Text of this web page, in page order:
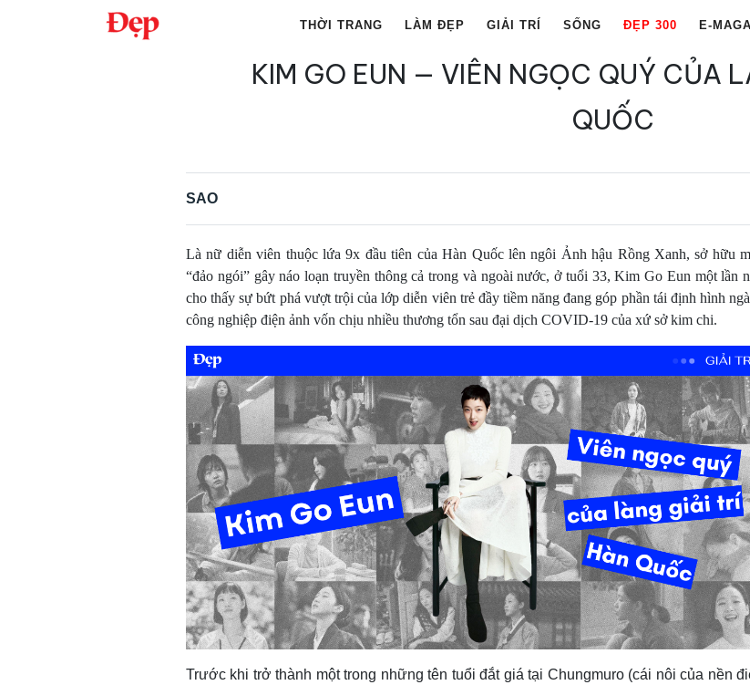
THỜI TRANG LÀM ĐẸP GIẢI TRÍ SỐNG ĐẸP 300 E-
KIM GO EUN — VIÊN NGỌC QUÝ CỦA
QUỐC
SAO
Là nữ diễn viên thuộc lứa 9x đầu tiên của Hàn Quốc lên ngôi Ảnh hậu Rồng Xanh, sở hữu
“đảo ngói” gây náo loạn truyền thông cả trong và ngoài nước, ở tuổi 33, Kim Go Eun một lần
cho thấy sự bứt phá vượt trội của lớp diễn viên trẻ đầy tiềm năng đang góp phần tái định hình
công nghiệp điện ảnh vốn chịu nhiều thương tổn sau đại dịch COVID-19 của xứ sở kim chi.
Trước khi trở thành một trong những tên tuổi đắt giá tại Chungmuro (cái nôi của nền